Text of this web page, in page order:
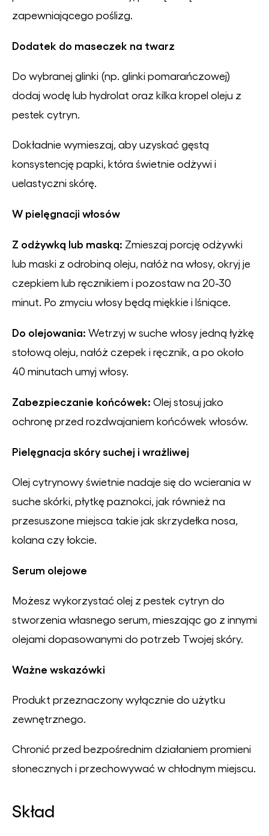
zapewniającego poślizg.
Dodatek do maseczek na twarz
Do wybranej glinki (np. glinki pomarańczowej)
dodaj wodę lub hydrolat oraz kilka kropel oleju z
pestek cytryn.
Dokładnie wymieszaj, aby uzyskać gęstą
konsystencję papki, która świetnie odżywi i
uelastyczni skórę.
W pielęgnacji włosów
Z odżywką lub maską: Zmieszaj porcję odżywki
lub maski z odrobiną oleju, nałóż na włosy, okryj je
czepkiem lub ręcznikiem i pozostaw na 20-30
minut. Po zmyciu włosy będą miękkie i lśniące.
Do olejowania: Wetrzyj w suche włosy jedną łyżkę
stołową oleju, nałóż czepek i ręcznik, a po około
40 minutach umyj włosy.
Zabezpieczanie końcówek: Olej stosuj jako
ochronę przed rozdwajaniem końcówek włosów.
Pielęgnacja skóry suchej i wrażliwej
Olej cytrynowy świetnie nadaje się do wcierania w
suche skórki, płytkę paznokci, jak również na
przesuszone miejsca takie jak skrzydełka nosa,
kolana czy łokcie.
Serum olejowe
Możesz wykorzystać olej z pestek cytryn do
stworzenia własnego serum, mieszając go z innymi
olejami dopasowanymi do potrzeb Twojej skóry.
Ważne wskazówki
Produkt przeznaczony wyłącznie do użytku
zewnętrznego.
Chronić przed bezpośrednim działaniem promieni
słonecznych i przechowywać w chłodnym miejscu.
Skład